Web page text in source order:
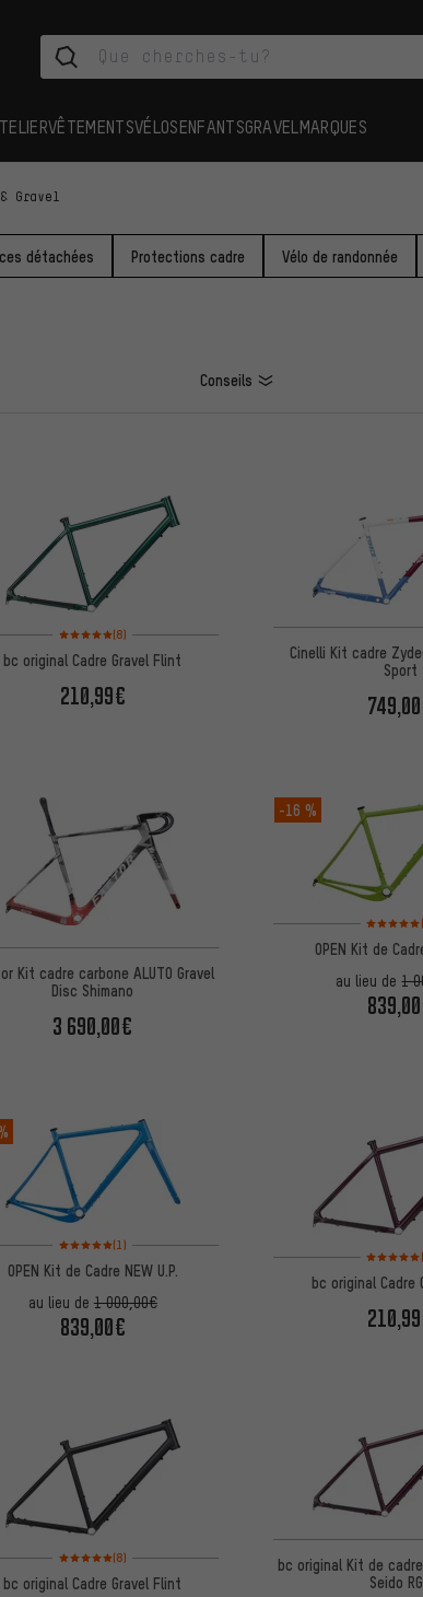
VÊTEMENTSVÉLOSENFANTSGRAVEL MARQUES
Gravel
détachées Protections cadre Vélo de randonnée
Conseils
Note moyenne : 5 sur 5 d'après 8 avis
(8)
bc original Cadre Gravel Flint
210,99€
Cinelli Kit cadre
Sport
Kit cadre carbone ALUTO Gravel
Disc Shimano
3 690,00€
-16 %
Note
OPEN Kit de
au lieu de1
Note moyenne : 5 sur 5 d'après 1 avis
(1)
OPEN Kit de Cadre NEW U.P.
au lieu de 1 000,00€
839,00€
Note
bc original Cadre
Note moyenne : 5 sur 5 d'après 8 avis
(8)
bc original Cadre Gravel Flint
bc original Kit de
Seido